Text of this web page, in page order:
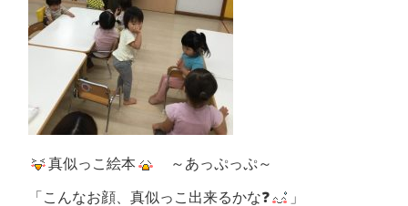
真似っこ絵本 ～あっぷっぷ～
「こんなお顔、真似っこ出来るかな❓ 」